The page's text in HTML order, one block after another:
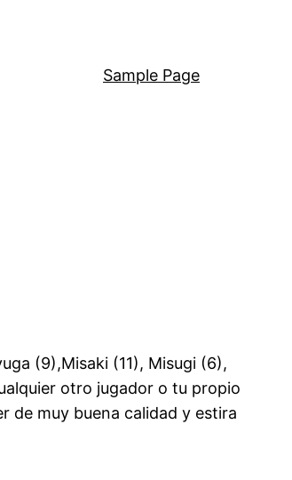
Sample Page
(9),Misaki (11), Misugi (6),
otro jugador o tu propio
de muy buena calidad y estira